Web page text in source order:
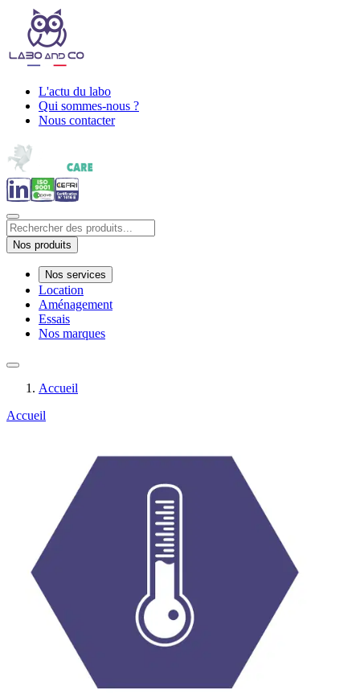
L'actu du labo
Qui sommes-nous ?
Nous contacter
Nos produits
Nos services
Location
Aménagement
Essais
Nos marques
Accueil
Accueil